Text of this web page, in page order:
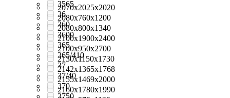
3565
36
360
3600
365
365/410
37
37/40
370
3750
2070x2025x2020
2080x760x1200
2080х800х1340
2100x1900x2400
2100x950x2700
2130x1150x1730
2142x1365x1768
2155x1469x2000
2160x1780x1990